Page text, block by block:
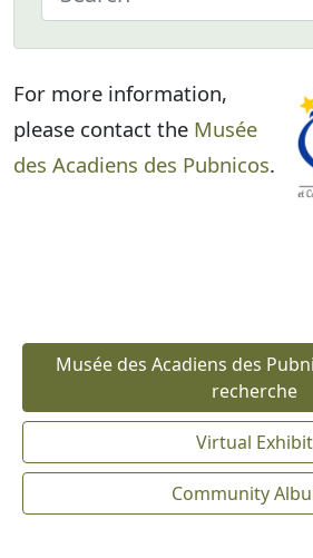
For more information,
please contact the Musée
des Acadiens des Pubnicos.
Musée des Acadiens des
recherche
Virtual Exhibit
Community